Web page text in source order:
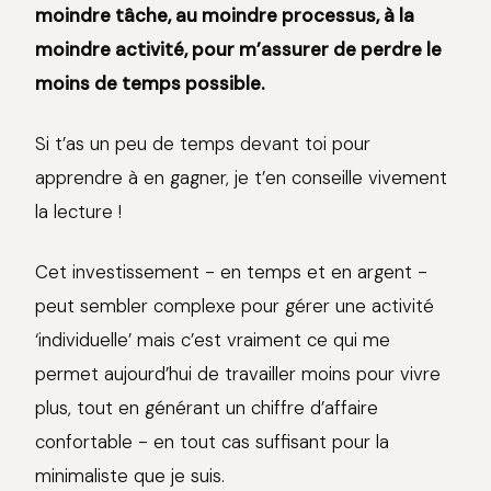
moindre tâche, au moindre processus, à la
moindre activité, pour m’assurer de perdre le
moins de temps possible.
Si t’as un peu de temps devant toi pour
apprendre à en gagner, je t’en conseille vivement
la lecture !
Cet investissement - en temps et en argent -
peut sembler complexe pour gérer une activité
‘individuelle’ mais c’est vraiment ce qui me
permet aujourd’hui de travailler moins pour vivre
plus, tout en générant un chiffre d’affaire
confortable - en tout cas suffisant pour la
minimaliste que je suis.